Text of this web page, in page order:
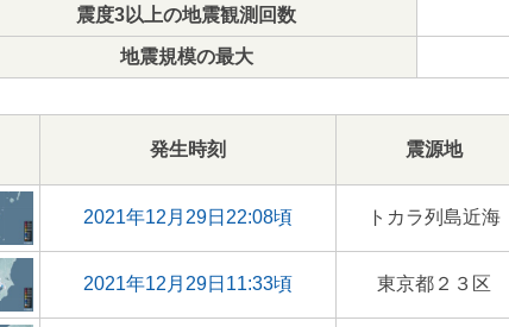
震度3以上の地震観測回数
地震規模の最大
発生時刻 震源地
2021年12月29日22:08頃 トカラ列島近海
2021年12月29日11:33頃 東京都２３区